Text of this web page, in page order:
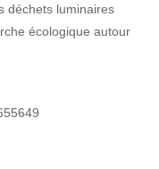
déchets luminaires
écologique autour